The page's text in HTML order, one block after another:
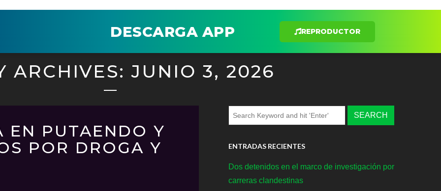
DESCARGA APP REPRODUCTOR
ARCHIVES: JUNIO 3, 2026
EN PUTAENDO Y
POR DROGA Y
ENTRADAS RECIENTES
Dos detenidos en el marco de investigación por
carreras clandestinas